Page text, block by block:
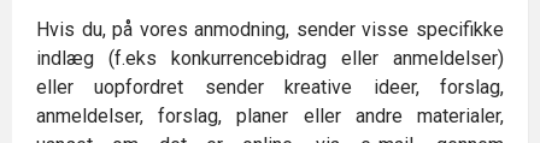
Hvis du, på vores anmodning, sender visse specifikke
indlæg (f.eks konkurrencebidrag eller anmeldelser)
eller uopfordret sender kreative ideer, forslag,
anmeldelser, forslag, planer eller andre materialer,